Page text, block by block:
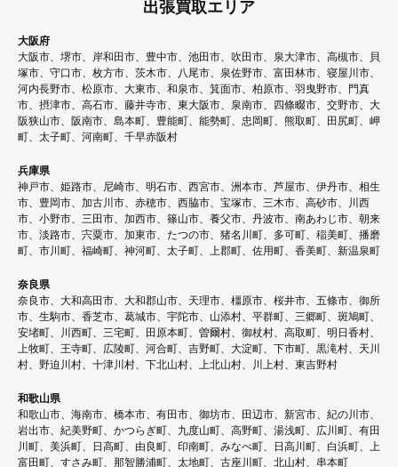
出張買取エリア
大阪府
大阪市、堺市、岸和田市、豊中市、池田市、吹田市、泉大津市、高槻市、貝
塚市、守口市、枚方市、茨木市、八尾市、泉佐野市、富田林市、寝屋川市、
河内長野市、松原市、大東市、和泉市、箕面市、柏原市、羽曳野市、門真
市、摂津市、高石市、藤井寺市、東大阪市、泉南市、四條畷市、交野市、大
阪狭山市、阪南市、島本町、豊能町、能勢町、忠岡町、熊取町、田尻町、岬
町、太子町、河南町、千早赤阪村
兵庫県
神戸市、姫路市、尼崎市、明石市、西宮市、洲本市、芦屋市、伊丹市、相生
市、豊岡市、加古川市、赤穂市、西脇市、宝塚市、三木市、高砂市、川西
市、小野市、三田市、加西市、篠山市、養父市、丹波市、南あわじ市、朝来
市、淡路市、宍粟市、加東市、たつの市、猪名川町、多可町、稲美町、播磨
町、市川町、福崎町、神河町、太子町、上郡町、佐用町、香美町、新温泉町
奈良県
奈良市、大和高田市、大和郡山市、天理市、橿原市、桜井市、五條市、御所
市、生駒市、香芝市、葛城市、宇陀市、山添村、平群町、三郷町、斑鳩町、
安堵町、川西町、三宅町、田原本町、曽爾村、御杖村、高取町、明日香村、
上牧町、王寺町、広陵町、河合町、吉野町、大淀町、下市町、黒滝村、天川
村、野迫川村、十津川村、下北山村、上北山村、川上村、東吉野村
和歌山県
和歌山市、海南市、橋本市、有田市、御坊市、田辺市、新宮市、紀の川市、
岩出市、紀美野町、かつらぎ町、九度山町、高野町、湯浅町、広川町、有田
川町、美浜町、日高町、由良町、印南町、みなべ町、日高川町、白浜町、上
富田町、すさみ町、那智勝浦町、太地町、古座川町、北山村、串本町